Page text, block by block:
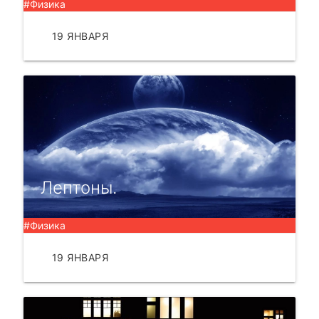
#Физика
19 ЯНВАРЯ
Лептоны.
#Физика
19 ЯНВАРЯ